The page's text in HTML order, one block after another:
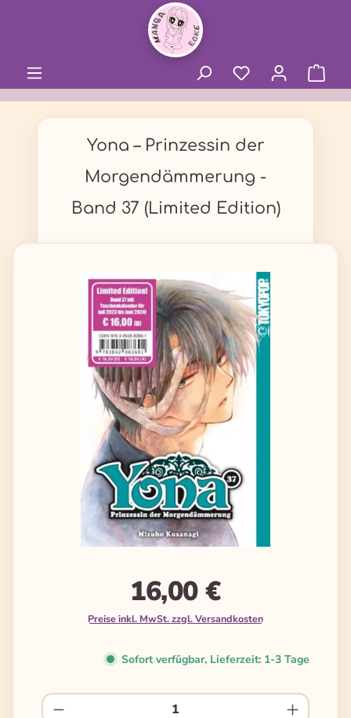
Yona – Prinzessin der
Morgendämmerung -
Band 37 (Limited Edition)
Bildergalerie überspringen
16,00 €
Preise inkl. MwSt. zzgl. Versandkosten
Sofort verfügbar, Lieferzeit: 1-3 Tage
Produkt Anzahl: Gib den gewünschten